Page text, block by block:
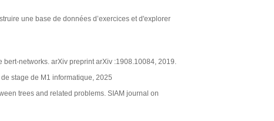
une base de données d’exercices et d'explorer
networks. arXiv preprint arXiv :1908.10084, 2019.
stage de M1 informatique, 2025
trees and related problems. SIAM journal on